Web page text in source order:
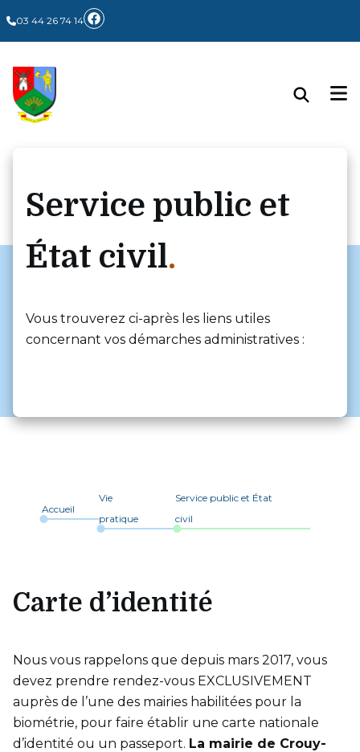
03 44 26 74 14
Service public et
État civil
Vous trouverez ci-après les liens utiles
concernant vos démarches administratives :
Accueil
Vie
pratique
Service public et État
civil
Carte d’identité
Nous vous rappelons que depuis mars 2017, vous
devez prendre rendez-vous EXCLUSIVEMENT
auprès de l’une des mairies habilitées pour la
biométrie, pour faire établir une carte nationale
d’identité ou un passeport. La mairie de Crouy-